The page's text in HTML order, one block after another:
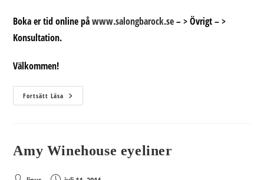
Boka er tid online påwww.salongbarock.se– > Övrigt – >
Konsultation.
Välkommen!
Fortsätt Läsa Mago
Löshår,
Amy Winehouse eyeliner